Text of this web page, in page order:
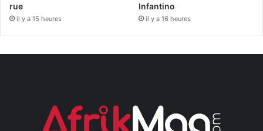
rue
il y a 15 heures
Infantino
il y a 16 heures